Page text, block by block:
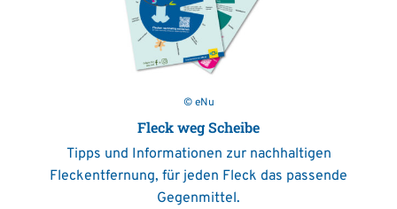
© eNu
Fleck weg Scheibe
Tipps und Informationen zur nachhaltigen
Fleckentfernung, für jeden Fleck das passende
Gegenmittel.